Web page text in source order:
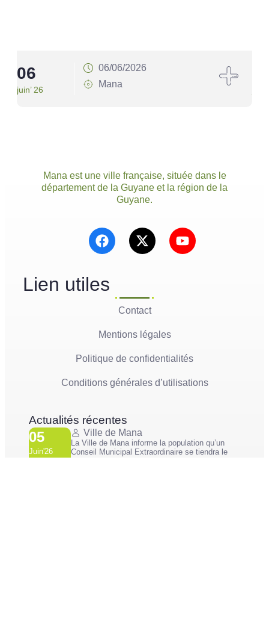
06
juin’ 26
06/06/2026
Mana
Mana est une ville française, située dans le
département de la Guyane et la région de la
Guyane.
Lien utiles
Contact
Mentions légales
Politique de confidentialités
Conditions générales d’utilisations
Actualités récentes
05
Juin'26
Ville de Mana
La Ville de Mana informe la population qu’un
Conseil Municipal Extraordinaire se tiendra le